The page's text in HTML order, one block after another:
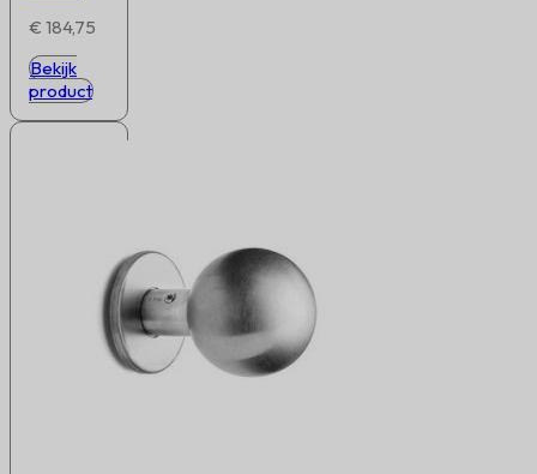
€ 184,75
Bekijk
product